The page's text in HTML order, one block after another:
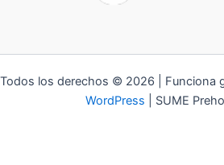
Todos los derechos © 2026 | Funciona
WordPress | SUME